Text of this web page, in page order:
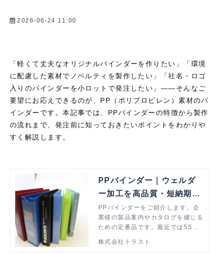
2026-06-24 11:00
「軽くて丈夫なオリジナルバインダーを作りたい」「環境
に配慮した素材でノベルティを製作したい」「社名・ロゴ
入りのバインダーを小ロットで発注したい」 ――そんなご
要望にお応えできるのが、 PP （ポリプロピレン）素材のバ
インダーです。本記事では、 PPバインダーの特徴から製作
の流れまで、発注前に知っておきたいポイントをわかりや
すく解説します。
PPバインダー｜ウェルダ
ー加工を高品質・短納期・
低価格で解決
PPバインダーをご紹介します。企
業様の製品案内やカタログを綴じる
ための定番品です。最近では5S活
リーによって色分けするなど、バイ
株式会社トラスト